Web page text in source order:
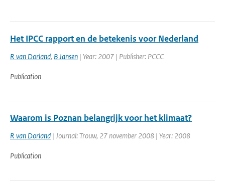
Het IPCC rapport en de betekenis voor Nederland
R van Dorland, B Jansen | Year: 2007 | Publisher: PCCC
Publication
Waarom is Poznan belangrijk voor het klimaat?
R van Dorland | Journal: Trouw, 27 november 2008 | Year: 2008
Publication